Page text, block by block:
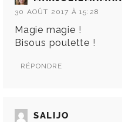
30 AOÛT 2017 À 15:28
Magie magie !
Bisous poulette !
RÉPONDRE
SALIJO